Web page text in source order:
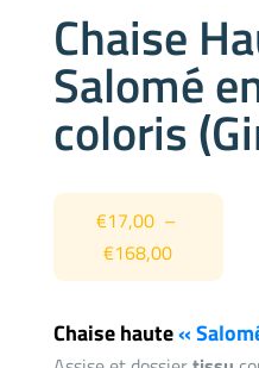
Chaise
Salomé
coloris
€17,00 –
€168,00Plage
de
€17,00
Chaise haute«